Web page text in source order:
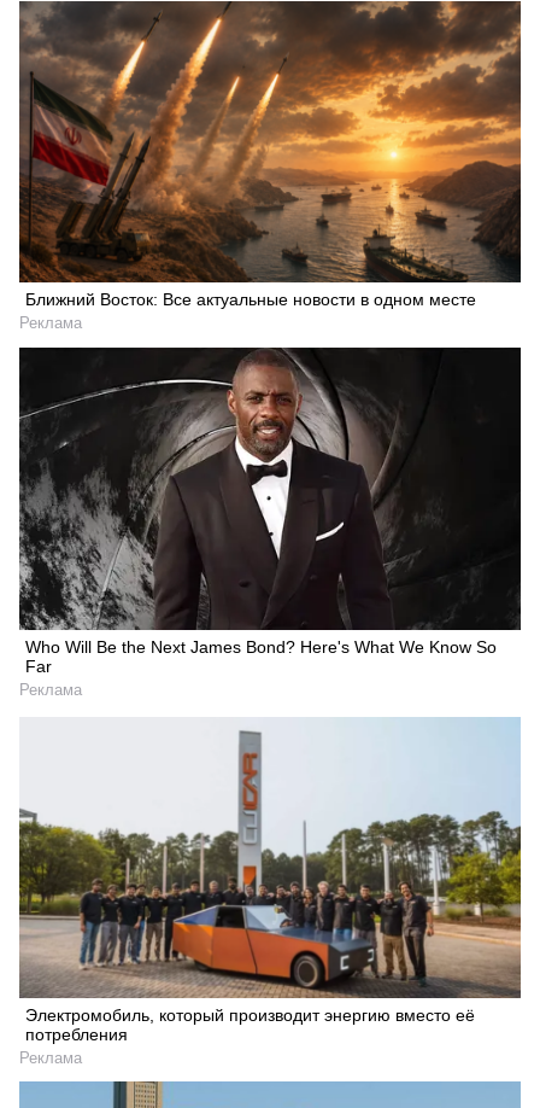
Ближний Восток: Все актуальные новости в одном месте
Реклама
Who Will Be the Next James Bond? Here's What We Know So
Far
Реклама
Электромобиль, который производит энергию вместо её
потребления
Реклама